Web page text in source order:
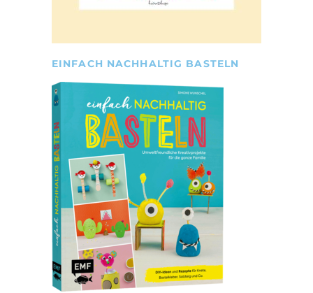
EINFACH NACHHALTIG BASTELN